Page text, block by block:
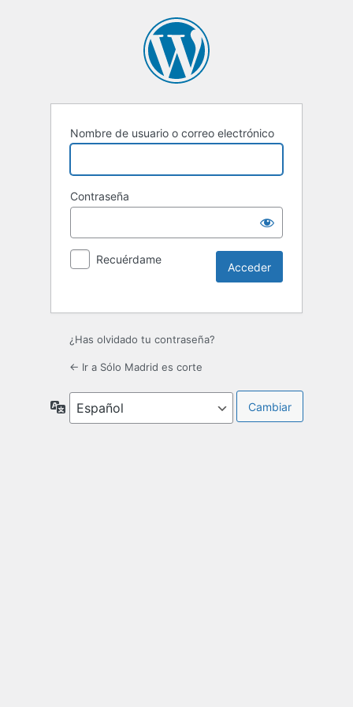
Nombre de usuario o correo electrónico
Contraseña
Recuérdame
¿Has olvidado tu contraseña?
← Ir a Sólo Madrid es corte
Idioma